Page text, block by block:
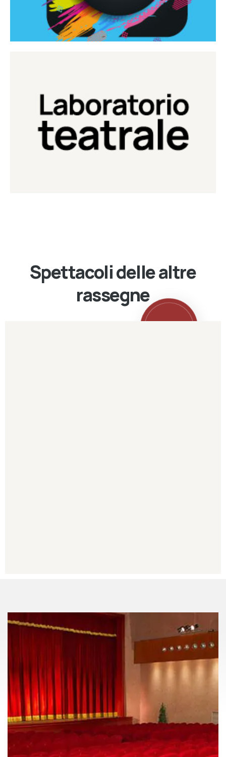
Laboratorio Teatrale
Laboratorio di teatro del Teatro Eduardo de Filippo
Continua
Spettacoli delle altre
rassegne